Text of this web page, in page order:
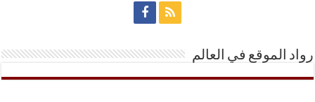
رواد الموقع في العالم